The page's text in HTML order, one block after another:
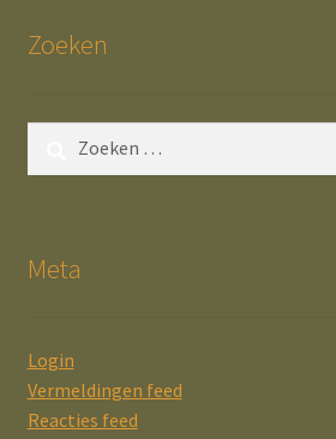
Zoeken
Meta
Login
Vermeldingen feed
Reacties feed